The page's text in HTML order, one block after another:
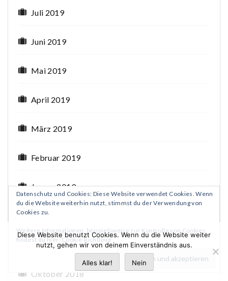
Juli 2019
Juni 2019
Mai 2019
April 2019
März 2019
Februar 2019
Januar 2019
Dezember 2018
November 2018
Oktober 2018
Datenschutz und Cookies: Diese Website verwendet Cookies. Wenn
du die Website weiterhin nutzt, stimmst du der Verwendung von
Cookies zu.
Weitere Informationen, beispielsweise zur Kontrolle von Cookies,
findest du hier:Cookie-Richtlinie
Diese Website benutzt Cookies. Wenn du die Website weiter
nutzt, gehen wir von deinem Einverständnis aus.
Alles klar! Nein